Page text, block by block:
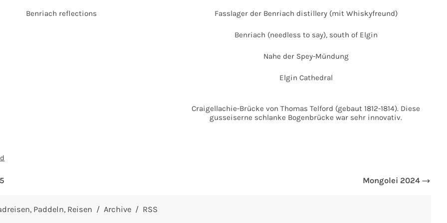
Benriach reflections Fasslager der Benriach distillery (mit Whiskyfreund)
Benriach (needless to say), south of Elgin
Nahe der Spey-Mündung
Elgin Cathedral
Craigellachie-Brücke von Thomas Telford (gebaut 1812-1814). Diese
gusseiserne schlanke Bogenbrücke war sehr innovativ.
Mongolei 2024
Paddeln Reisen Archive RSS